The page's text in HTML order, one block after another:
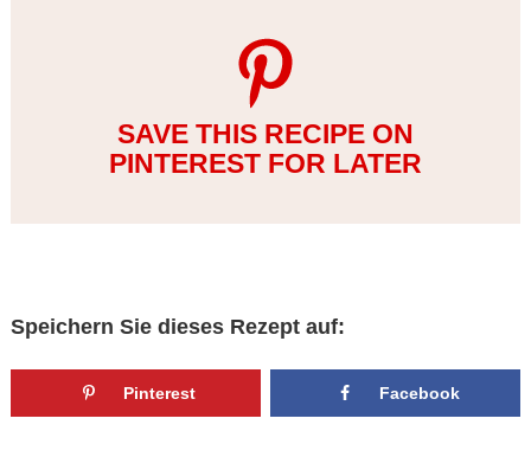
SAVE THIS RECIPE ON
PINTEREST FOR LATER
Speichern Sie dieses Rezept auf:
Pinterest Facebook